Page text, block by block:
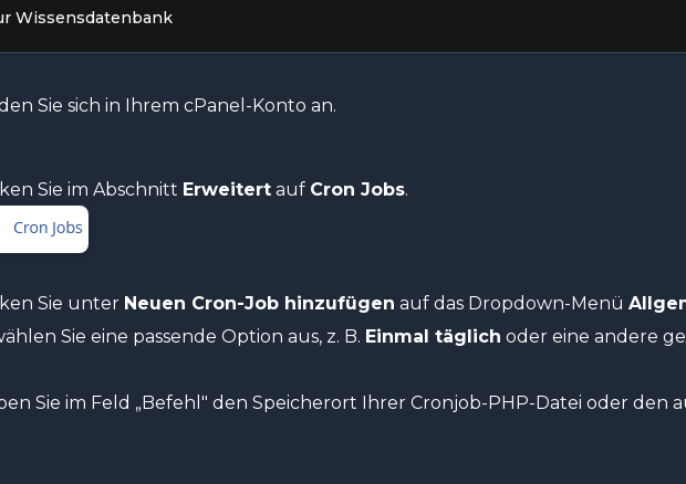
Wissensdatenbank
Sie sich in Ihrem cPanel-Konto an.
Sie im Abschnitt Erweitert auf Cron Jobs.
Sie unter Neuen Cron-Job hinzufügen auf das Dropdown-Menü
Sie eine passende Option aus, z. B. Einmal täglich oder eine andere
Sie im Feld „Befehl" den Speicherort Ihrer Cronjob-PHP-Datei oder den